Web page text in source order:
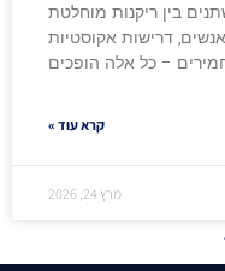
בין ריקנות מוחלטת
דרישות אקוסטיות
– כל אלה הופכים
קרא עוד »
מרץ 24, 2026